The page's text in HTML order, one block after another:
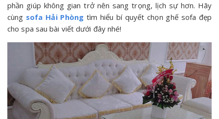
phần giúp không gian trở nên sang trọng, lịch sự hơn. Hãy
cùng sofa Hải Phòngtìm hiểu bí quyết chọn ghế sofa đẹp
cho spa sau bài viết dưới đây nhé!